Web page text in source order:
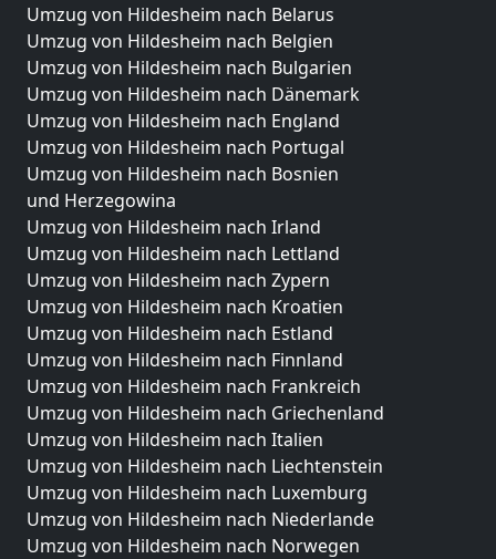
Umzug von Hildesheim nach Belarus
Umzug von Hildesheim nach Belgien
Umzug von Hildesheim nach Bulgarien
Umzug von Hildesheim nach Dänemark
Umzug von Hildesheim nach England
Umzug von Hildesheim nach Portugal
Umzug von Hildesheim nach Bosnien
und Herzegowina
Umzug von Hildesheim nach Irland
Umzug von Hildesheim nach Lettland
Umzug von Hildesheim nach Zypern
Umzug von Hildesheim nach Kroatien
Umzug von Hildesheim nach Estland
Umzug von Hildesheim nach Finnland
Umzug von Hildesheim nach Frankreich
Umzug von Hildesheim nach Griechenland
Umzug von Hildesheim nach Italien
Umzug von Hildesheim nach Liechtenstein
Umzug von Hildesheim nach Luxemburg
Umzug von Hildesheim nach Niederlande
Umzug von Hildesheim nach Norwegen